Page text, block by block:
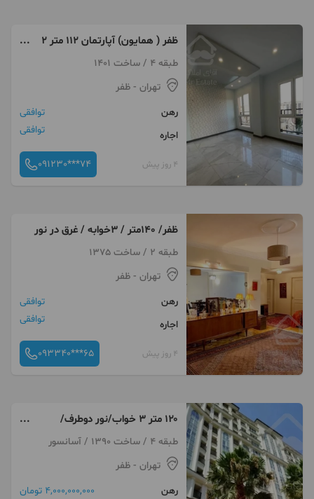
ظفر ( همایون) آپارتمان ۱۱۲ متر ۲
خواب
طبقه 4 / ساخت 1401
تهران - ظفر
رهن
توافقی
اجاره
توافقی
4 روز پیش 091230***74
ظفر/ ۱۴۰متر / ۳خوابه / غرق در نور
طبقه 2 / ساخت 1375
تهران - ظفر
رهن
توافقی
اجاره
توافقی
4 روز پیش 093340***65
۱۲۰ متر ۳ خواب/نور دوطرف/
تک‌واحدی
طبقه 4 / ساخت 1390 / آسانسور
تهران - ظفر
رهن
4,000,000,000 تومان